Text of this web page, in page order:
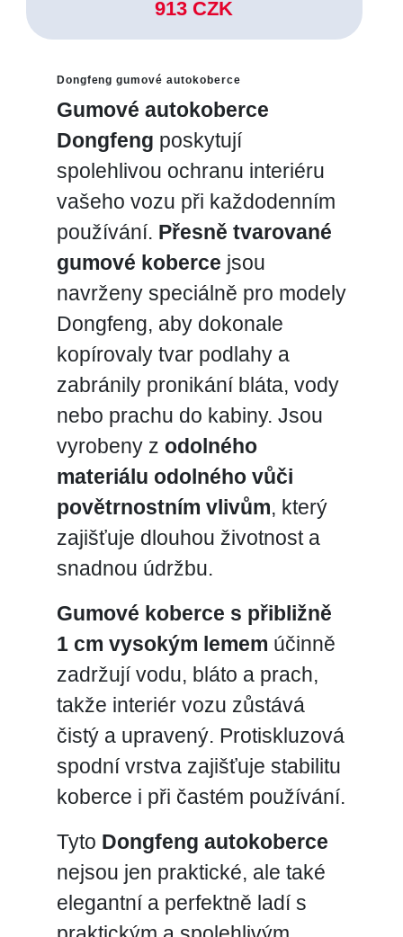
913 CZK
Dongfeng gumové autokoberce
Gumové autokoberce
Dongfeng poskytují
spolehlivou ochranu interiéru
vašeho vozu při každodenním
používání. Přesně tvarované
gumové koberce jsou
navrženy speciálně pro modely
Dongfeng, aby dokonale
kopírovaly tvar podlahy a
zabránily pronikání bláta, vody
nebo prachu do kabiny. Jsou
vyrobeny z odolného
materiálu odolného vůči
povětrnostním vlivům, který
zajišťuje dlouhou životnost a
snadnou údržbu.
Gumové koberce s přibližně
1 cm vysokým lemem účinně
zadržují vodu, bláto a prach,
takže interiér vozu zůstává
čistý a upravený. Protiskluzová
spodní vrstva zajišťuje stabilitu
koberce i při častém používání.
Tyto Dongfeng autokoberce
nejsou jen praktické, ale také
elegantní a perfektně ladí s